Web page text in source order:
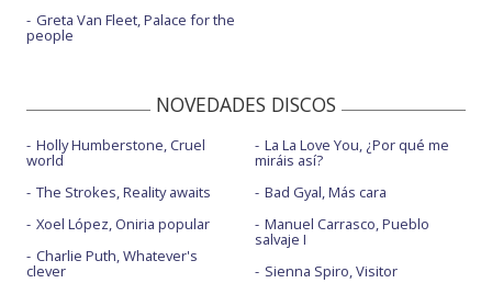
Greta Van Fleet, Palace for the
people
NOVEDADES DISCOS
Holly Humberstone, Cruel
world
The Strokes, Reality awaits
Xoel López, Oniria popular
Charlie Puth, Whatever's
clever
La La Love You, ¿Por qué me
miráis así?
Bad Gyal, Más cara
Manuel Carrasco, Pueblo
salvaje I
Sienna Spiro, Visitor